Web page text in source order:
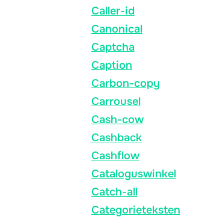
Caller-id
Canonical
Captcha
Caption
Carbon-copy
Carrousel
Cash-cow
Cashback
Cashflow
Cataloguswinkel
Catch-all
Categorieteksten